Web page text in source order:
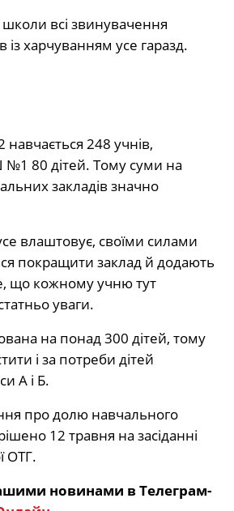
всі звинувачення
із харчуванням усе гаразд.
248 учнів,
№1 80 дітей. Тому суми на
закладів значно
влаштовує, своїми силами
покращити заклад й додають
що кожному учню тут
уваги.
на понад 300 дітей, тому
і за потреби дітей
А і Б.
про долю навчального
12 травня на засіданні
ОТГ.
новинами в Телеграм-